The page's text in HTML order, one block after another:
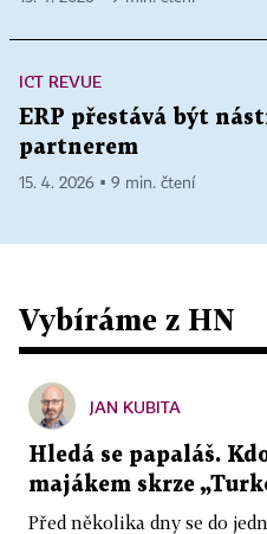
ICT REVUE
ERP přestává být
partnerem
15. 4. 2026 ▪ 9 min. čtení
Vybíráme z HN
JAN KUBITA
Hledá se papaláš.
majákem skrze
Před několika dny se do